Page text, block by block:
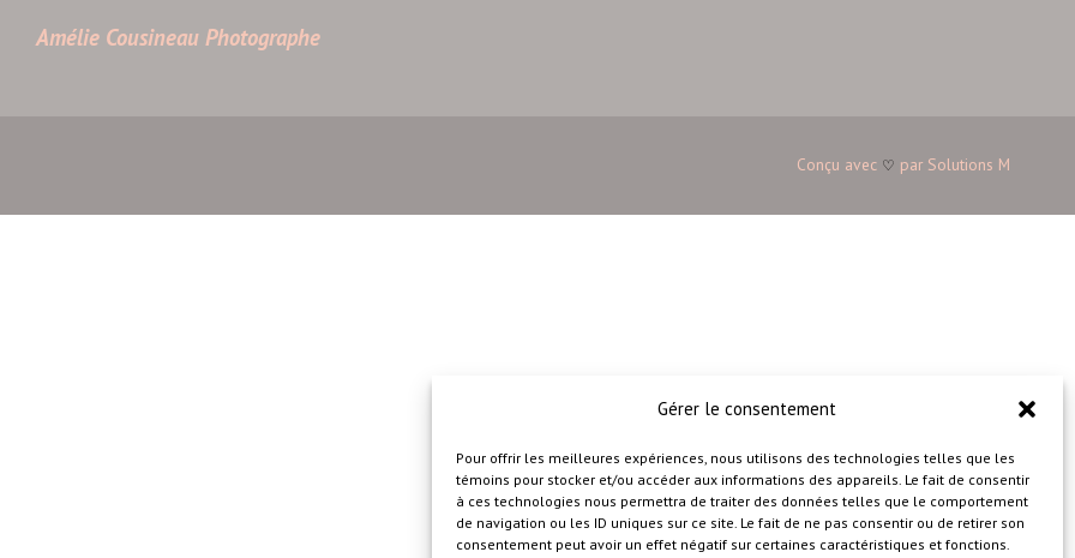
Gérer le consentement
Pour offrir les meilleures expériences, nous utilisons des technologies telles que les
témoins pour stocker et/ou accéder aux informations des appareils. Le fait de consentir
à ces technologies nous permettra de traiter des données telles que le comportement
de navigation ou les ID uniques sur ce site. Le fait de ne pas consentir ou de retirer son
consentement peut avoir un effet négatif sur certaines caractéristiques et fonctions.
Amélie Cousineau Photographe
Conçu avec ♡ par Solutions M